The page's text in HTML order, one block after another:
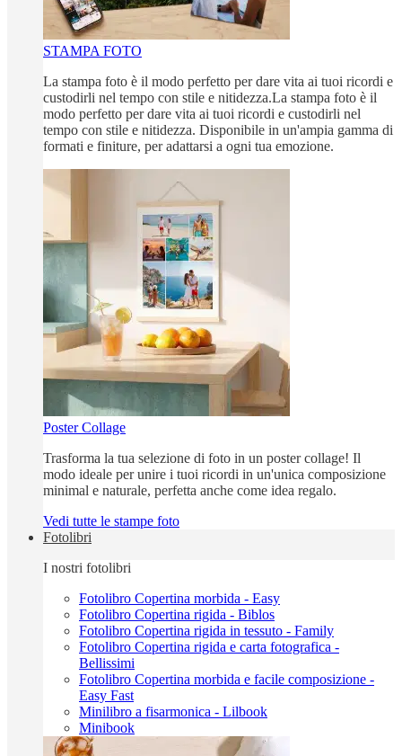
STAMPA FOTO
La stampa foto è il modo perfetto per dare vita ai tuoi ricordi e
custodirli nel tempo con stile e nitidezza.La stampa foto è il
modo perfetto per dare vita ai tuoi ricordi e custodirli nel
tempo con stile e nitidezza. Disponibile in un'ampia gamma di
formati e finiture, per adattarsi a ogni tua emozione.
Poster Collage
Trasforma la tua selezione di foto in un poster collage! Il
modo ideale per unire i tuoi ricordi in un'unica composizione
minimal e naturale, perfetta anche come idea regalo.
Vedi tutte le stampe foto
Fotolibri
I nostri fotolibri
Fotolibro Copertina morbida - Easy
Fotolibro Copertina rigida - Biblos
Fotolibro Copertina rigida in tessuto - Family
Fotolibro Copertina rigida e carta fotografica -
Bellissimi
Fotolibro Copertina morbida e facile composizione -
Easy Fast
Minilibro a fisarmonica - Lilbook
Minibook